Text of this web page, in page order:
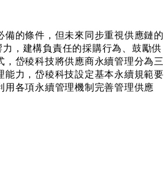
的條件，但未來同步重視供應鏈的
，建構負責任的採購行為、鼓勵供
岱稜科技將供應商永續管理分為三
力，岱稜科技設定基本永續規範要
各項永續管理機制完善管理供應